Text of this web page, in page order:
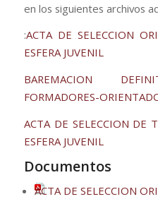
en los siguientes archivos
:ACTA DE SELECCION
ESFERA JUVENIL
BAREMACION
FORMADORES-
ACTA DE SELECCION DE
ESFERA JUVENIL
Documentos
ACTA DE SELECCION